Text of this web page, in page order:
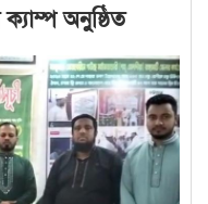
ক্যাম্প অনুষ্ঠিত